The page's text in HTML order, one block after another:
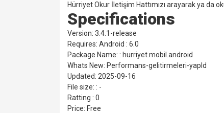
Hürriyet Okur İletişim Hattımızı arayarak ya
Specifications
Version: 3.4.1-release
Requires: Android : 6.0
Package Name: : hurriyet.mobil.android
Whats New: Performans-gelitirmeleri-yapld
Updated: 2025-09-16
File size: : -
Ratting : 0
Price: Free